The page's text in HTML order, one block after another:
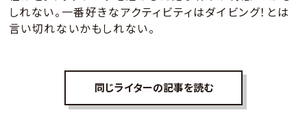
しれない。一番好きなアクティビティはダイビング！とは
言い切れないかもしれない。
同じライターの記事を読む